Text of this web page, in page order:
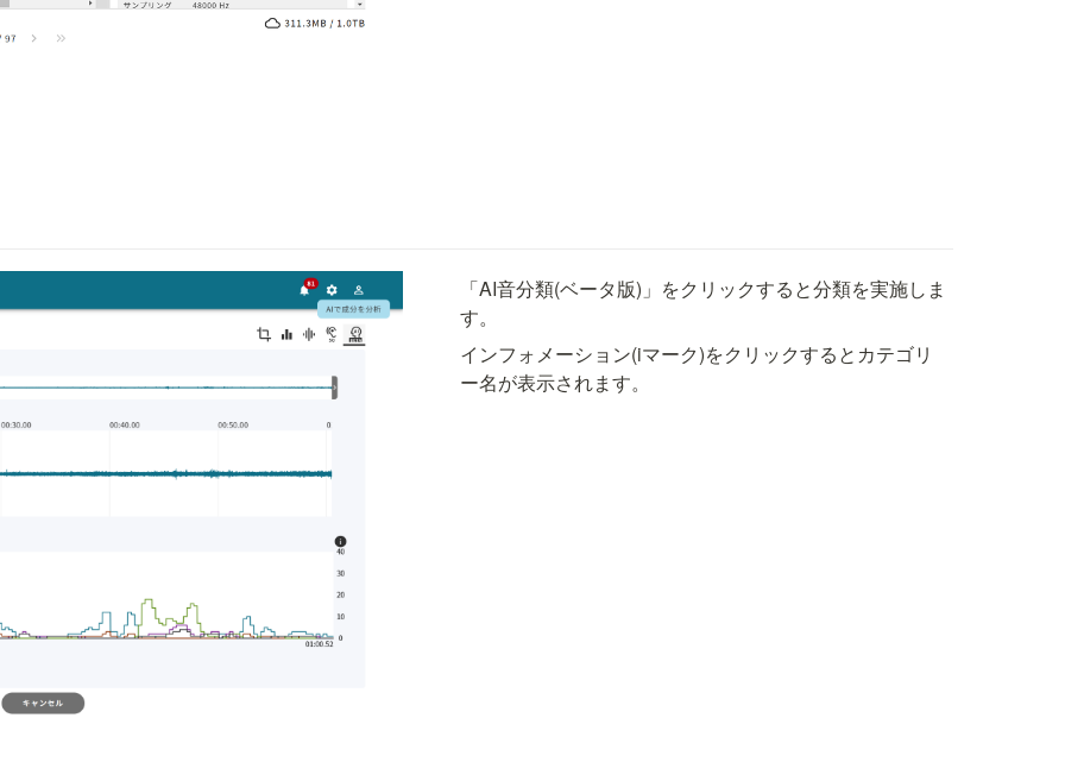
「AI音分類(ベータ版)」をクリックすると分類を実施しま
す。
インフォメーション(iマーク)をクリックするとカテゴリ
ー名が表示されます。